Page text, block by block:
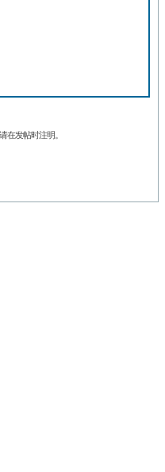
在发帖时注明。